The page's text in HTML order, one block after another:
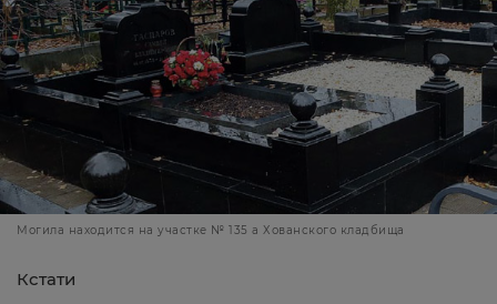
Могила находится на участке № 135 а Хованского кладбища
Кстати